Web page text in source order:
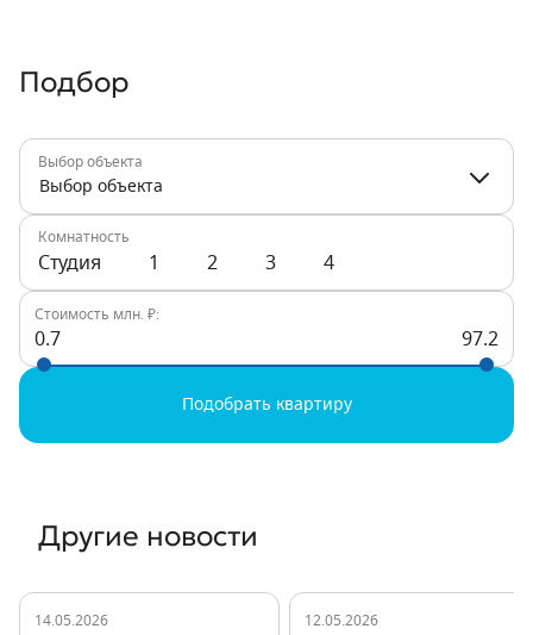
Подбор
Выбор объекта
Выбор объекта
Комнатность
Студия 1 2 3 4
Стоимость млн. ₽:
0.7 97.2
Подобрать квартиру
Другие новости
14.05.2026 12.05.2026